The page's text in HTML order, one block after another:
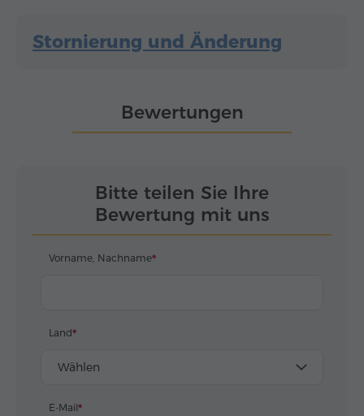
Stornierung und Änderung
Bewertungen
Bitte teilen Sie Ihre
Bewertung mit uns
Vorname, Nachname
Land
Wählen
E-Mail